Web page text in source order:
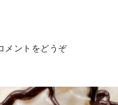
メントをどうぞ(【失
ョ
コ